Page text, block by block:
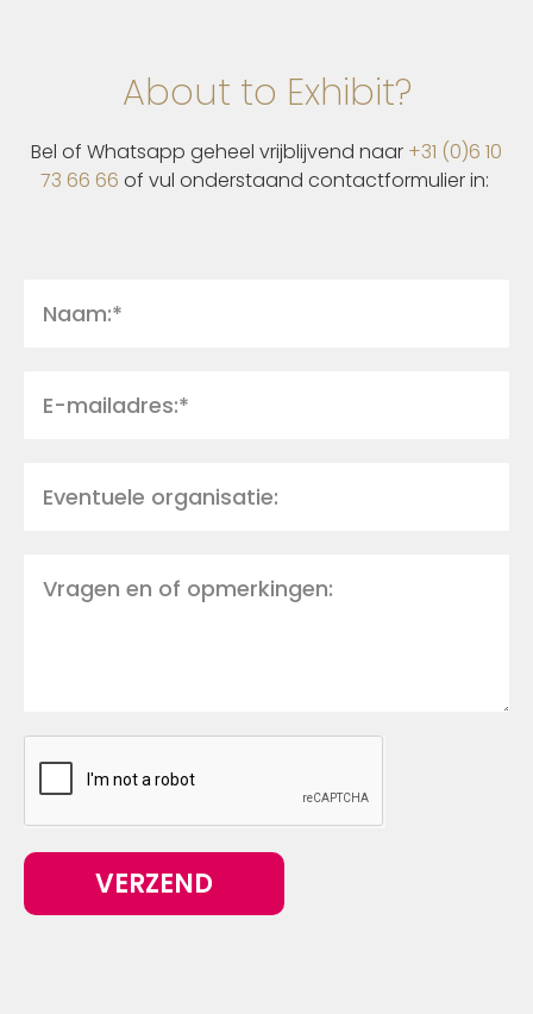
About to Exhibit?
Bel of Whatsapp geheel vrijblijvend naar +31 (0)6 10
73 66 66 of vul onderstaand contactformulier in:
VERZEND